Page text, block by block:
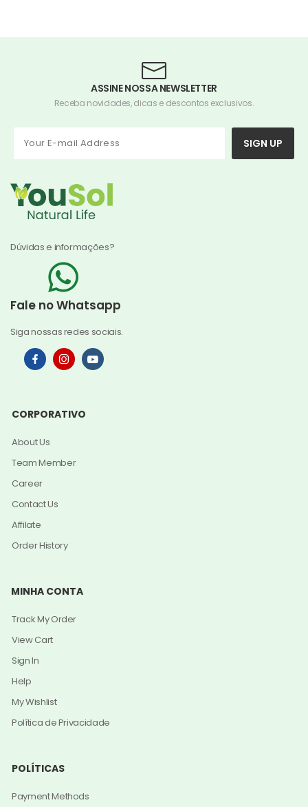
ASSINE NOSSA NEWSLETTER
Receba novidades, dicas e descontos exclusivos.
SIGN UP
Dúvidas e informações?
Fale no Whatsapp
Siga nossas redes sociais.
CORPORATIVO
About Us
Team Member
Career
Contact Us
Affilate
Order History
MINHA CONTA
Track My Order
View Cart
Sign In
Help
My Wishlist
Política de Privacidade
POLÍTICAS
Payment Methods